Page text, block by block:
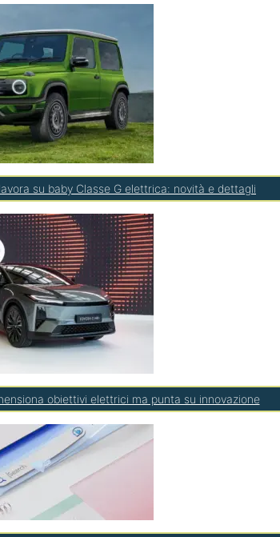
su baby Classe G elettrica: novità e dettagli
obiettivi elettrici ma punta su innovazione